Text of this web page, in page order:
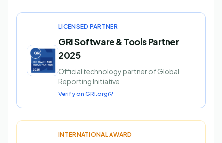
LICENSED PARTNER
GRI Software & Tools Partner
2025
Official technology partner of Global
Reporting Initiative
Verify on GRI.org
INTERNATIONAL AWARD